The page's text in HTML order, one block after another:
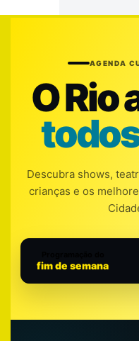
AGENDA
O Rio
Descubra shows,
crianças e os
fim de semana